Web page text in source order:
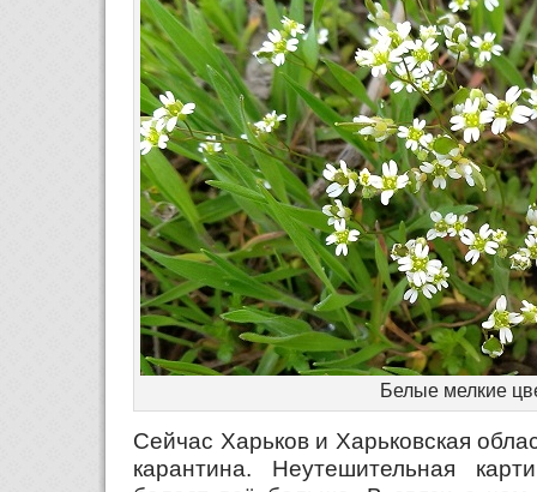
Белые мелкие
Сейчас Харьков и Харьковская
карантина. Неутешительная